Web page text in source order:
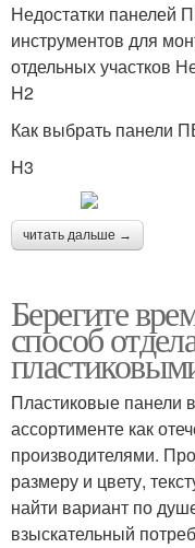
Недостатки панелей
инструментов для
отдельных участков
H2
Как выбрать панели
H3
читать дальше →
Берегите
способ
Пластиковые панели
ассортименте как
производителями.
размеру и цвету,
найти вариант по
взыскательный